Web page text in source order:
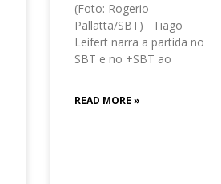
(Foto: Rogerio
Pallatta/SBT) Tiago
Leifert narra a partida no
SBT e no +SBT ao
READ MORE »